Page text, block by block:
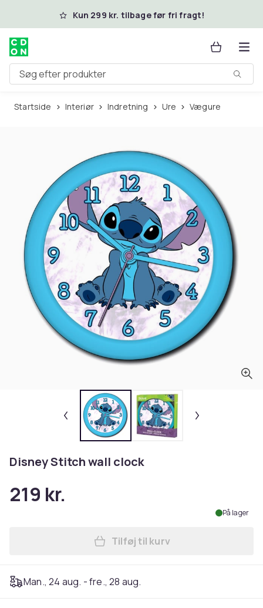
Spring til hovedindhold
Kun 299 kr. tilbage før fri fragt!
Søg efter produkter
Startside Interiør Indretning Ure Vægure
Disney Stitch wall clock
219 kr.
På lager
Læg Disney Stitch wall
Tilføj til kurv
Man., 24 aug. - fre., 28 aug.